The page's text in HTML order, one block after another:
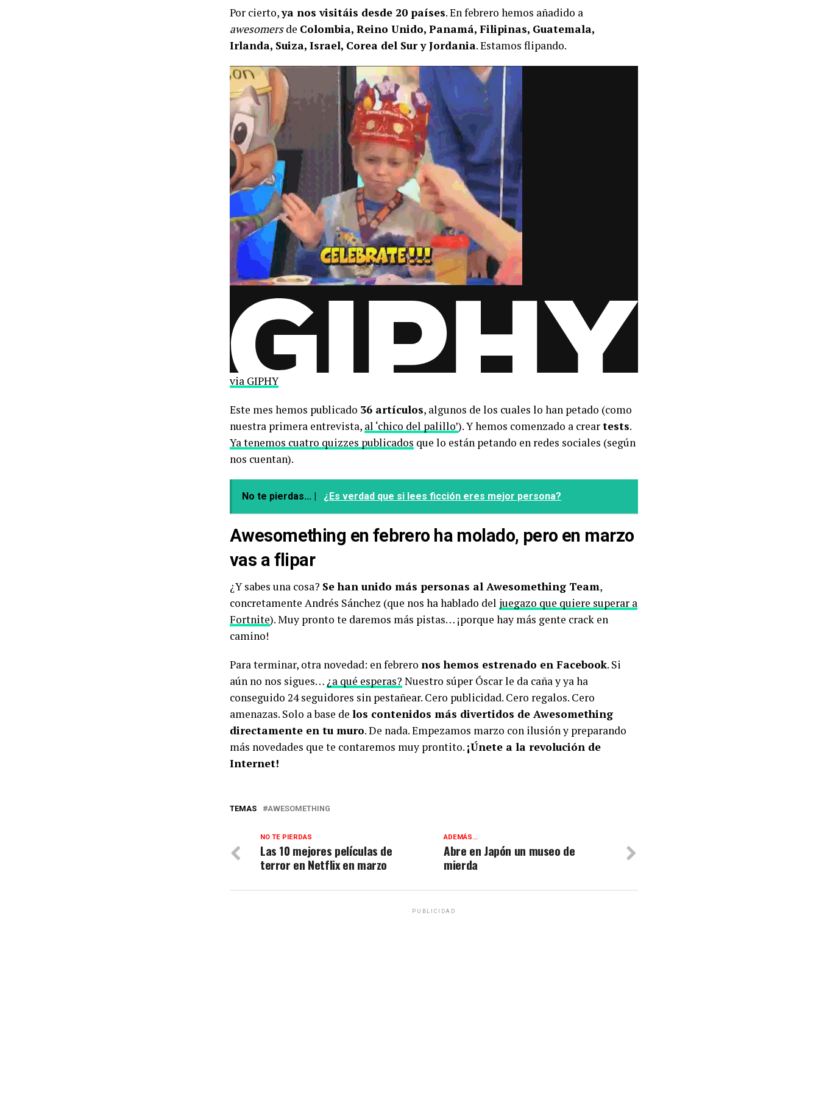
Por cierto,ya nos visitáis desde 20 países. En febrero hemos añadido a
awesomersde Colombia, Reino Unido, Panamá, Filipinas, Guatemala,
Irlanda, Suiza, Israel, Corea del Sur y Jordania. Estamos flipando.
via GIPHY
Este mes hemos publicado 36 artículos, algunos de los cuales lo han petado (como
nuestra primera entrevista, al ‘chico del palillo’). Y hemos comenzado a creartests.
Ya tenemos cuatro quizzes publicados que lo están petando en redes sociales (según
nos cuentan).
No te pierdas... | ¿Es verdad que si lees ficción eres mejor persona?
Awesomething en febrero ha molado, pero en marzo
vas a flipar
¿Y sabes una cosa? Se han unido más personas al Awesomething Team,
concretamente Andrés Sánchez (que nos ha hablado del juegazo que quiere superar a
Fortnite). Muy pronto te daremos más pistas… ¡porque hay más gente crack en
camino!
Para terminar, otra novedad: en febrero nos hemos estrenado en Facebook. Si
aún no nos sigues… ¿a qué esperas? Nuestro súper Óscar le da caña y ya ha
conseguido 24 seguidores sin pestañear. Cero publicidad. Cero regalos. Cero
amenazas. Solo a base de los contenidos más divertidos de Awesomething
directamente en tu muro. De nada. Empezamos marzo con ilusión y preparando
más novedades que te contaremos muy prontito. ¡Únete a la revolución de
Internet!
TEMAS AWESOMETHING
ADEMÁS...
Abre en Japón un museo de
mierda
NO TE PIERDAS
Las 10 mejores películas de
terror en Netflix en marzo
PUBLICIDAD